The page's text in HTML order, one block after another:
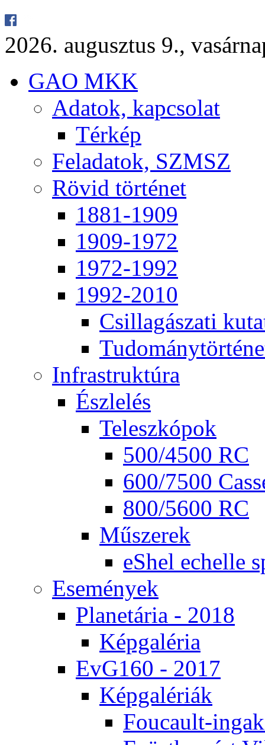
2026. au­gusz­tus 9.,
GAO MKK
Ada­tok, kap­cso­lat
Tér­kép
Fel­ada­tok, SZMSZ
Rö­vid tör­té­net
1881-1909
1909-1972
1972-1992
1992-2010
Csil­la­gá­sza­ti
Inf­ra­struk­tú­ra
Ész­le­lés
Te­lesz­kó­pok
500/4500 RC
600/7500
800/5600 RC
Mű­sze­rek
eS­hel echel­le
Ese­mé­nyek
Pla­ne­tá­ria - 2018
Kép­ga­lé­ria
EvG160 - 2017
Kép­ga­lé­ri­ák
Fo­u­ca­ult-